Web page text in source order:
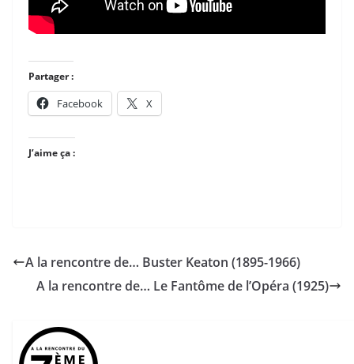
Partager :
Facebook X
J’aime ça :
A la rencontre de… Buster Keaton (1895-1966)
A la rencontre de… Le Fantôme de l’Opéra (1925)